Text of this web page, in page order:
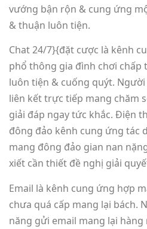
vướng bận rộn & cung ứng
& thuận luôn tiện.
Chat 24/7}{đặt cược là kênh
phổ thông gia đình chơi
luôn tiện & cuống quýt.
liên kết trực tiếp mang chăm
giải đáp ngay tức khắc. Điện
đông đảo kênh cung ứng tác
mang đông đảo gian nan
xiết cần thiết đề nghị giải
Email là kênh cung ứng hợp
chưa quá cấp mang lại bách.
năng gửi email mang lại